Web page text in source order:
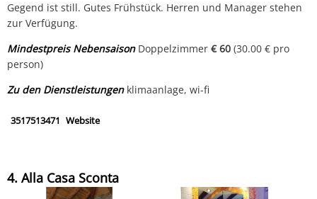
Gegend ist still. Gutes Frühstück. Herren und Manager stehen
zur Verfügung.
Mindestpreis NebensaisonDoppelzimmer€ 60 (30.00 € pro
person)
Zu den Dienstleistungenklimaanlage, wi-fi
3517513471 Website
4. Alla Casa Sconta